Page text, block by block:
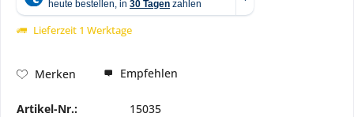
Lieferzeit 1 Werktage
Merken Empfehlen
Artikel-Nr.:
15035